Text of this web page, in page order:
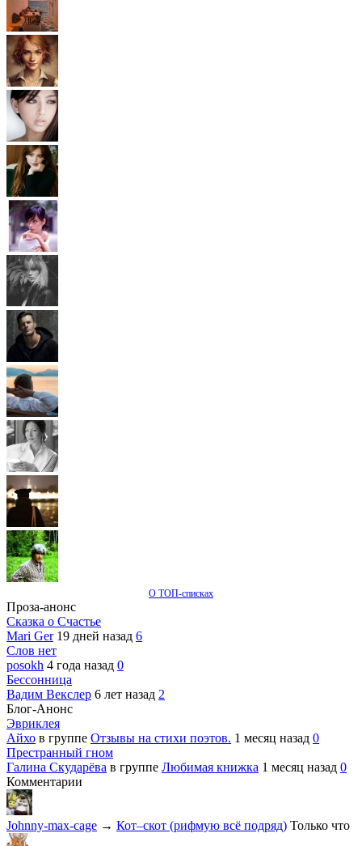
О ТОП-списках
Проза-анонс
Сказка о Счастье
Mari Ger 19 дней назад 6
Слов нет
posokh 4 года назад 0
Бессонница
Вадим Векслер 6 лет назад 2
Блог-Анонс
Эвриклея
Айхо в группе Отзывы на стихи поэтов. 1 месяц назад 0
Престранный гном
Галина Скударёва в группе Любимая книжка 1 месяц назад 0
Комментарии
Johnny-max-cage → Кот–скот (рифмую всё подряд) Только что